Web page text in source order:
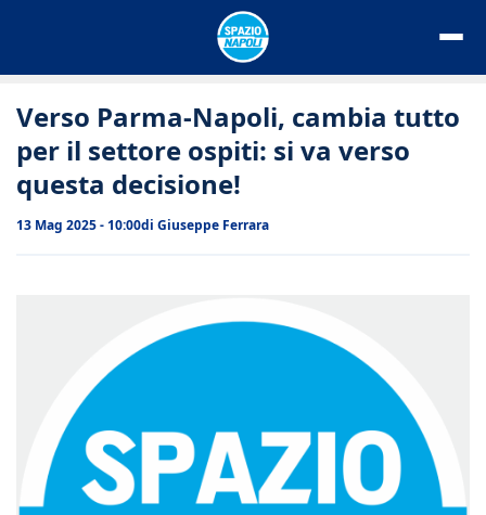
Verso Parma-Napoli, cambia tutto
per il settore ospiti: si va verso
questa decisione!
13 Mag 2025 - 10:00di Giuseppe Ferrara